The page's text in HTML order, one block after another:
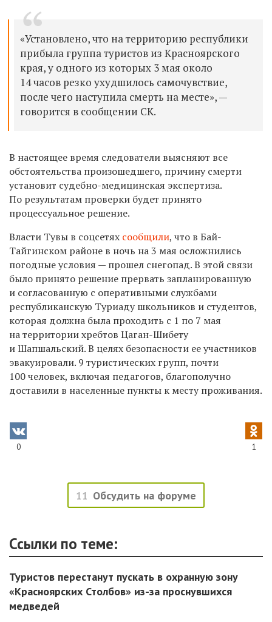
«Установлено, что на территорию республики
прибыла группа туристов из Красноярского
края, у одного из которых 3 мая около
14 часов резко ухудшилось самочувствие,
после чего наступила смерть на месте», —
говорится в сообщении СК.
В настоящее время следователи выясняют все
обстоятельства произошедшего, причину смерти
установит судебно-медицинская экспертиза.
По результатам проверки будет принято
процессуальное решение.
Власти Тувы в соцсетях сообщили, что в Бай-
Тайгинском районе в ночь на 3 мая осложнились
погодные условия — прошел снегопад. В этой связи
было принято решение прервать запланированную
и согласованную с оперативными службами
республиканскую Туриаду школьников и студентов,
которая должна была проходить с 1 по 7 мая
на территории хребтов Цаган-Шибету
и Шапшальский. В целях безопасности ее участников
эвакуировали. 9 туристических групп, почти
100 человек, включая педагогов, благополучно
доставили в населенные пункты к месту проживания.
0 1
11 Обсудить на форуме
Ссылки по теме:
Туристов перестанут пускать в охранную зону
«Красноярских Столбов» из-за проснувшихся
медведей